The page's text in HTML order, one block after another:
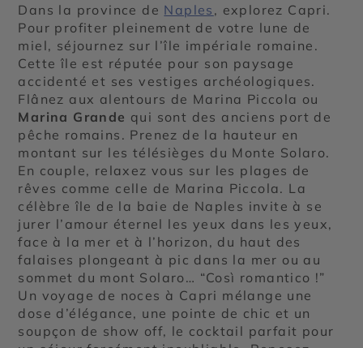
Dans la province de Naples , explorez Capri.
Pour profiter pleinement de votre lune de
miel, séjournez sur l’île impériale romaine.
Cette île est réputée pour son paysage
accidenté et ses vestiges archéologiques.
Flânez aux alentours de Marina Piccola ou
Marina Grande qui sont des anciens port de
pêche romains. Prenez de la hauteur en
montant sur les télésièges du Monte Solaro.
En couple, relaxez vous sur les plages de
rêves comme celle de Marina Piccola. La
célèbre île de la baie de Naples invite à se
jurer l’amour éternel les yeux dans les yeux,
face à la mer et à l’horizon, du haut des
falaises plongeant à pic dans la mer ou au
sommet du mont Solaro… “Così romantico !”
Un voyage de noces à Capri mélange une
dose d’élégance, une pointe de chic et un
soupçon de show off, le cocktail parfait pour